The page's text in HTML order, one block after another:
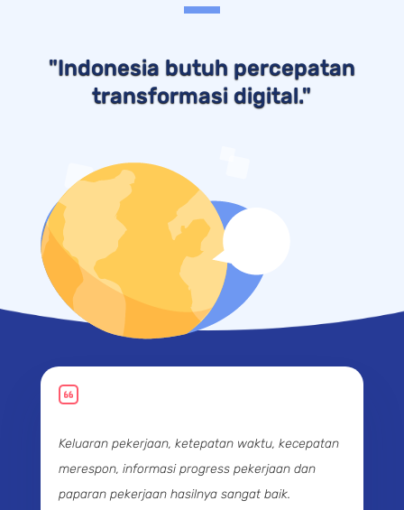
"Indonesia butuh percepatan
transformasi digital."
Keluaran pekerjaan, ketepatan waktu, kecepatan
merespon, informasi progress pekerjaan dan
paparan pekerjaan hasilnya sangat baik.